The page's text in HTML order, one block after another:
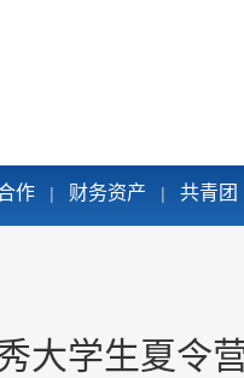
作 | 财务资产 | 共青团
大学生夏令